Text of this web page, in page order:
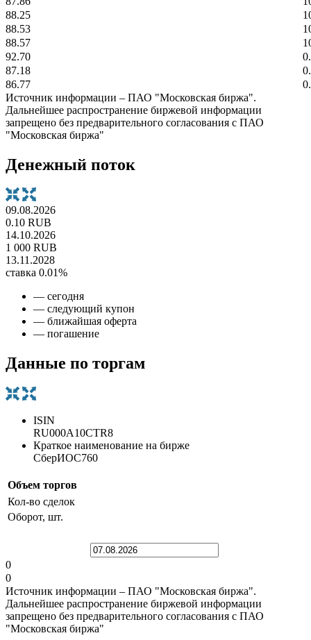
88.25
88.53
88.57
92.70
87.18
86.77
Источник информации – ПАО "Московская биржа".
Дальнейшее распространение биржевой информации
запрещено без предварительного согласования с ПАО
"Московская биржа"
Денежный поток
09.08.2026
0.10 RUB
14.10.2026
1 000 RUB
13.11.2028
ставка 0.01%
— сегодня
— следующий купон
— ближайшая оферта
— погашение
Данные по торгам
ISIN
RU000A10CTR8
Краткое наименование на бирже
СберИОС760
Объем торгов
Кол-во сделок
Оборот, шт.
0
0
Источник информации – ПАО "Московская биржа".
Дальнейшее распространение биржевой информации
запрещено без предварительного согласования с ПАО
"Московская биржа"